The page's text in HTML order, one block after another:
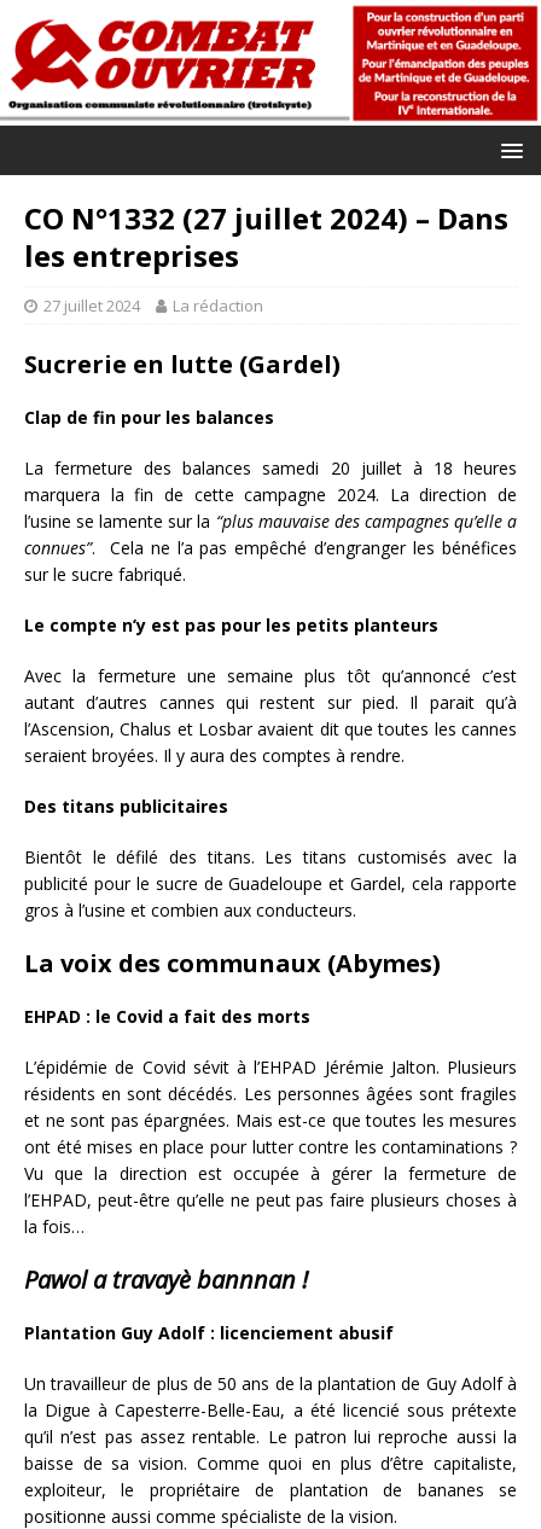
CO N°1332 (27 juillet 2024) – Dans
les entreprises
27 juillet 2024 La rédaction
Sucrerie en lutte (Gardel)
Clap de fin pour les balances
La fermeture des balances samedi 20 juillet à 18 heures
marquera la fin de cette campagne 2024. La direction de
l’usine se lamente sur la “plus mauvaise des campagnes qu’elle a
connues”. Cela ne l’a pas empêché d’engranger les bénéfices
sur le sucre fabriqué.
Le compte n’y est pas pour les petits planteurs
Avec la fermeture une semaine plus tôt qu’annoncé c’est
autant d’autres cannes qui restent sur pied. Il parait qu’à
l’Ascension, Chalus et Losbar avaient dit que toutes les cannes
seraient broyées. Il y aura des comptes à rendre.
Des titans publicitaires
Bientôt le défilé des titans. Les titans customisés avec la
publicité pour le sucre de Guadeloupe et Gardel, cela rapporte
gros à l’usine et combien aux conducteurs.
La voix des communaux (Abymes)
EHPAD : le Covid a fait des morts
L’épidémie de Covid sévit à l’EHPAD Jérémie Jalton. Plusieurs
résidents en sont décédés. Les personnes âgées sont fragiles
et ne sont pas épargnées. Mais est-ce que toutes les mesures
ont été mises en place pour lutter contre les contaminations ?
Vu que la direction est occupée à gérer la fermeture de
l’EHPAD, peut-être qu’elle ne peut pas faire plusieurs choses à
la fois…
Pawol a travayè bannnan !
Plantation Guy Adolf : licenciement abusif
Un travailleur de plus de 50 ans de la plantation de Guy Adolf à
la Digue à Capesterre-Belle-Eau, a été licencié sous prétexte
qu’il n’est pas assez rentable. Le patron lui reproche aussi la
baisse de sa vision. Comme quoi en plus d’être capitaliste,
exploiteur, le propriétaire de plantation de bananes se
positionne aussi comme spécialiste de la vision.